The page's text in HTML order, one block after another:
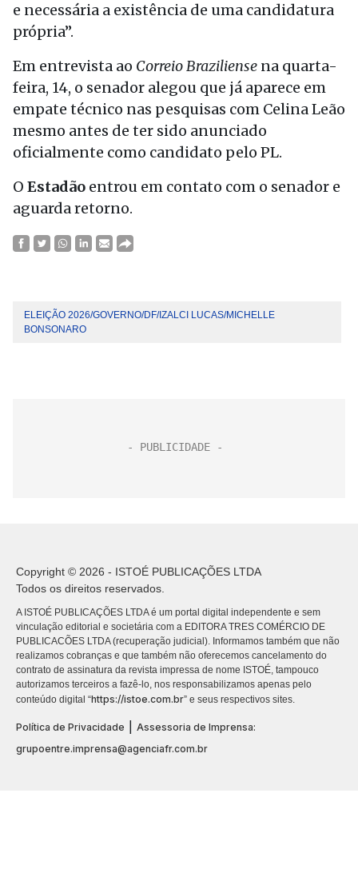
e necessária a existência de uma candidatura
própria”.
Em entrevista ao Correio Braziliense na quarta-
feira, 14, o senador alegou que já aparece em
empate técnico nas pesquisas com Celina Leão
mesmo antes de ter sido anunciado
oficialmente como candidato pelo PL.
O Estadão entrou em contato com o senador e
aguarda retorno.
ELEIÇÃO 2026/GOVERNO/DF/IZALCI LUCAS/MICHELLE
BONSONARO
Copyright © 2026 - ISTOÉ PUBLICAÇÕES LTDA
Todos os direitos reservados.
A ISTOÉ PUBLICAÇÕES LTDA é um portal digital independente e sem
vinculação editorial e societária com a EDITORA TRES COMÉRCIO DE
PUBLICACÕES LTDA (recuperação judicial). Informamos também que não
realizamos cobranças e que também não oferecemos cancelamento do
contrato de assinatura da revista impressa de nome ISTOÉ, tampouco
autorizamos terceiros a fazê-lo, nos responsabilizamos apenas pelo
conteúdo digital “https://istoe.com.br” e seus respectivos sites.
Política de Privacidade
Assessoria de Imprensa:
grupoentre.imprensa@agenciafr.com.br